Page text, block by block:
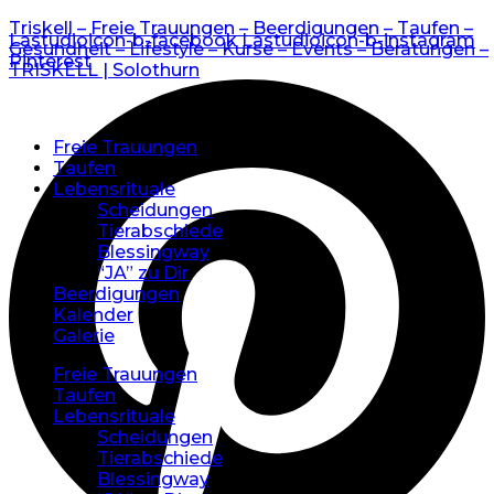
Triskell – Freie Trauungen – Beerdigungen – Taufen –
Gesundheit – Lifestyle – Kurse – Events – Beratungen –
TRISKELL | Solothurn
Freie Trauungen
Taufen
Lebensrituale
Scheidungen
Tierabschiede
Blessingway
“JA” zu Dir
Beerdigungen
Kalender
Galerie
Freie Trauungen
Taufen
Lebensrituale
Scheidungen
Tierabschiede
Blessingway
Lastudioicon-b-facebook Lastudioicon-b-instagram
Pinterest